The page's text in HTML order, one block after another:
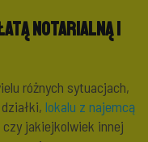
notarialną i
różnych sytuacjach,
lokalu z najemcą
jakiejkolwiek innej